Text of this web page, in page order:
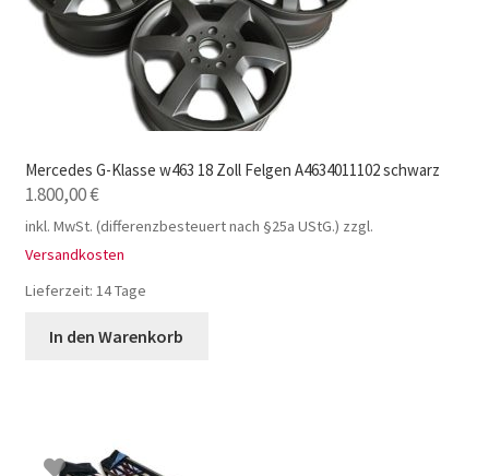
Mercedes G-Klasse w463 18 Zoll Felgen A4634011102 schwarz
1.800,00€
inkl. MwSt. (differenzbesteuert nach §25a UStG.) zzgl.
Versandkosten
Lieferzeit: 14 Tage
In den Warenkorb